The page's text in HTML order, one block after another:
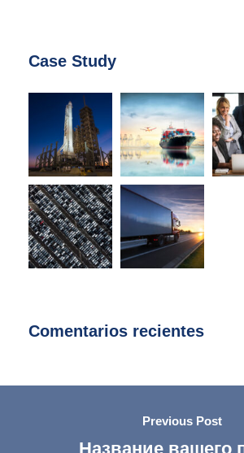
Case Study
Comentarios recientes
Previous Post
Название вашего